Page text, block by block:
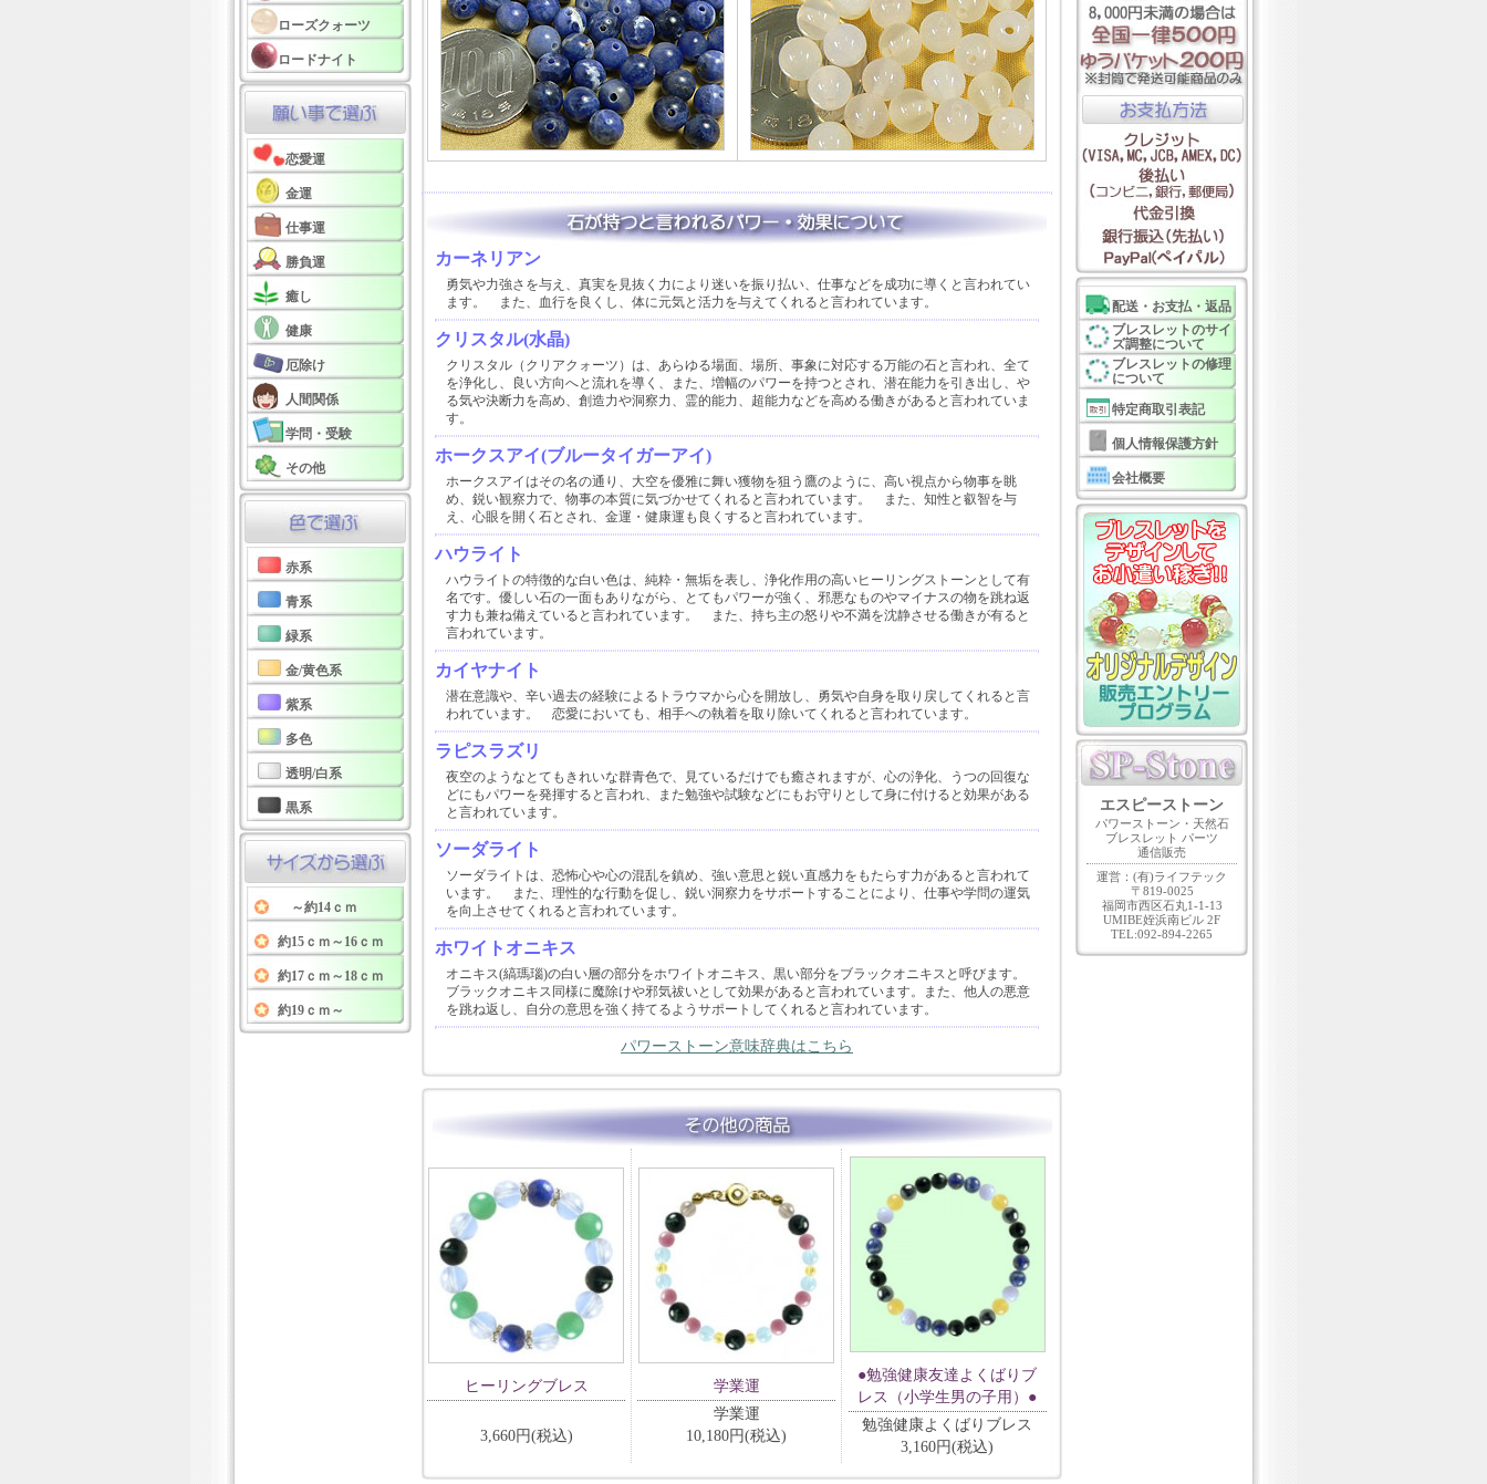
ローズクォーツ
ロードナイト
恋愛運
金運
仕事運
勝負運
癒し
健康
厄除け
人間関係
学問・受験
その他
赤系
青系
緑系
金/黄色系
紫系
多色
透明/白系
黒系
～約14ｃｍ
約15ｃｍ～16ｃｍ
約17ｃｍ～18ｃｍ
約19ｃｍ～
カーネリアン
勇気や力強さを与え、真実を見抜く力により迷いを振り払い、仕事などを成功に導くと言われてい
ます。 また、血行を良くし、体に元気と活力を与えてくれると言われています。
クリスタル(水晶)
クリスタル（クリアクォーツ）は、あらゆる場面、場所、事象に対応する万能の石と言われ、全て
を浄化し、良い方向へと流れを導く、また、増幅のパワーを持つとされ、潜在能力を引き出し、や
る気や決断力を高め、創造力や洞察力、霊的能力、超能力などを高める働きがあると言われていま
す。
ホークスアイ(ブルータイガーアイ)
ホークスアイはその名の通り、大空を優雅に舞い獲物を狙う鷹のように、高い視点から物事を眺
め、鋭い観察力で、物事の本質に気づかせてくれると言われています。 また、知性と叡智を与
え、心眼を開く石とされ、金運・健康運も良くすると言われています。
ハウライト
ハウライトの特徴的な白い色は、純粋・無垢を表し、浄化作用の高いヒーリングストーンとして有
名です。優しい石の一面もありながら、とてもパワーが強く、邪悪なものやマイナスの物を跳ね返
す力も兼ね備えていると言われています。 また、持ち主の怒りや不満を沈静させる働きが有ると
言われています。
カイヤナイト
潜在意識や、辛い過去の経験によるトラウマから心を開放し、勇気や自身を取り戻してくれると言
われています。 恋愛においても、相手への執着を取り除いてくれると言われています。
ラピスラズリ
夜空のようなとてもきれいな群青色で、見ているだけでも癒されますが、心の浄化、うつの回復な
どにもパワーを発揮すると言われ、また勉強や試験などにもお守りとして身に付けると効果がある
と言われています。
ソーダライト
ソーダライトは、恐怖心や心の混乱を鎮め、強い意思と鋭い直感力をもたらす力があると言われて
います。 また、理性的な行動を促し、鋭い洞察力をサポートすることにより、仕事や学問の運気
を向上させてくれると言われています。
ホワイトオニキス
オニキス(縞瑪瑙)の白い層の部分をホワイトオニキス、黒い部分をブラックオニキスと呼びます。
ブラックオニキス同様に魔除けや邪気祓いとして効果があると言われています。また、他人の悪意
を跳ね返し、自分の意思を強く持てるようサポートしてくれると言われています。
パワーストーン意味辞典はこちら
ヒーリングブレス
3,660円(税込)
学業運
学業運
10,180円(税込)
●勉強健康友達よくばりブ
レス（小学生男の子用）●
勉強健康よくばりブレス
3,160円(税込)
配送・お支払・返品
ブレスレットのサイ
ズ調整について
ブレスレットの修理
について
特定商取引表記
個人情報保護方針
会社概要
エスピーストーン
パワーストーン・天然石
ブレスレット パーツ
通信販売
運営：(有)ライフテック
〒819-0025
福岡市西区石丸1-1-13
UMIBE姪浜南ビル 2F
TEL:092-894-2265